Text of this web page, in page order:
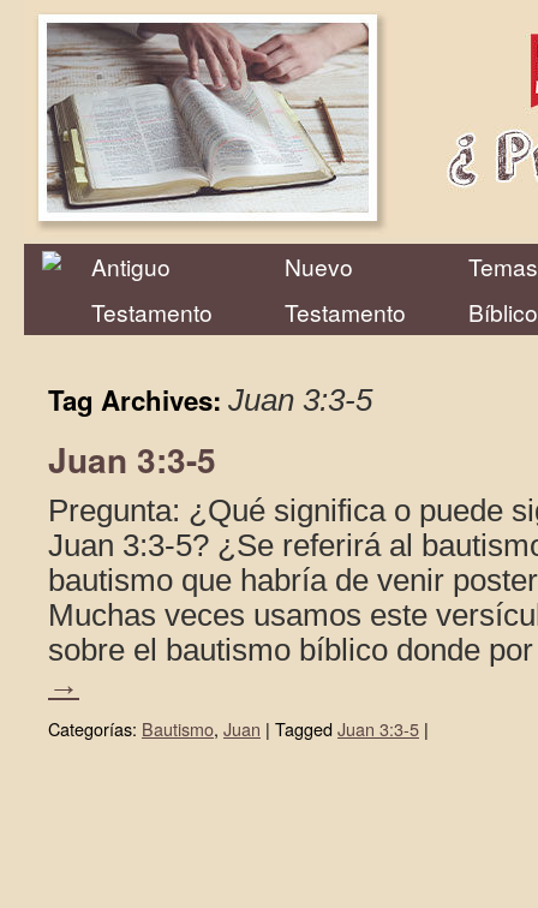
Antiguo
Testamento
Nuevo
Testamento
Temas
Tag Archives: Juan 3:3-5
Juan 3:3-5
Pregunta: ¿Qué significa o puede
Juan 3:3-5? ¿Se referirá al
bautismo que habría de venir
Muchas veces usamos este
sobre el bautismo bíblico donde
→
Categorías: Bautismo, Juan | TaggedJuan 3:3-5 |